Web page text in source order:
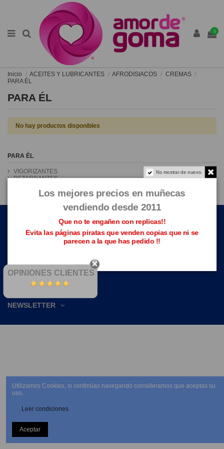
0
Inicio ACEITES Y LUBRICANTES AFRODISIACOS
CREMAS
PARA ÉL
PARA ÉL
No hay productos disponibles
PARA ÉL
VIGORIZANTES
RETARDANTES
ENLACES DE INTERÉS
CONTACTE CON NOSOTROS
OPINIONES CLIENTES
NEWSLETTER
No mostrar de nuevo.
Los mejores precios en muñecas
vendiendo desde 2011
Que no te engañen con replicas!!
Evita las páginas piratas que venden copias que ni se
parecen a la que has pedido !!
Utilizamos Cookies, si continúas navegando consideramos que aceptas su
uso.
Leer condiciones
Aceptar